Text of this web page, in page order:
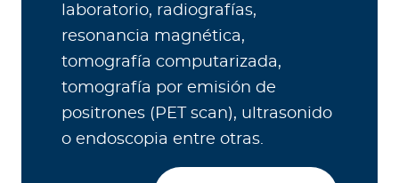
laboratorio, radiografías,
resonancia magnética,
tomografía computarizada,
tomografía por emisión de
positrones (PET scan), ultrasonido
o endoscopia entre otras.